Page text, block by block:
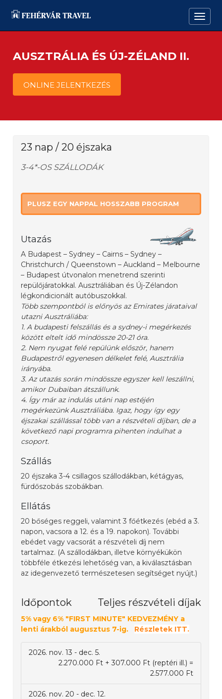
AUSZTRÁLIA ÉS ÚJ-ZÉLAND II.
ONLINE JELENTKEZÉS
23 nap / 20 éjszaka
3-4*-OS SZÁLLODÁK
PLUSZ EGY NAPPAL HOSSZABB PROGRAM
Utazás
A Budapest – Sydney – Cairns – Sydney –
Christchurch / Queenstown – Auckland – Melbourne
– Budapest útvonalon menetrend szerinti
repülőjáratokkal. Ausztráliában és Új-Zélandon
légkondicionált autóbuszokkal.
Több szempontból is előnyös az Emirates járataival
utazni Ausztráliába:
1. A budapesti felszállás és a sydney-i megérkezés
között eltelt idő mindössze 20-21 óra.
2. Nem nyugat felé repülünk először, hanem
Budapestről egyenesen délkelet felé, Ausztrália
irányába.
3. Az utazás során mindössze egyszer kell leszállni,
amikor Dubaiban átszállunk.
4. Így már az indulás utáni nap estéjén
megérkezünk Ausztráliába. Igaz, hogy így egy
éjszakai szállással több van a részvételi díjban, de a
következő napi programra pihenten indulhat a
csoport.
Szállás
20 éjszaka 3-4 csillagos szállodákban, kétágyas,
fürdőszobás szobákban.
Ellátás
20 bőséges reggeli, valamint 3 főétkezés (ebéd a 3.
napon, vacsora a 12. és a 19. napokon). További
ebédet vagy vacsorát a részvételi díj nem
tartalmaz. (A szállodákban, illetve környékükön
többféle étkezési lehetőség van, a kiválasztásban
az idegenvezető természetesen segítséget nyújt.)
Időpontok Teljes részvételi díjak
5% vagy 6% "FIRST MINUTE" KEDVEZMÉNY a
lenti árakból augusztus 7-ig. Részletek ITT.
2026. nov. 13 - dec. 5.
2.270.000 Ft + 307.000 Ft (reptéri ill.) =
2.577.000 Ft
2026. nov. 20 - dec. 12.